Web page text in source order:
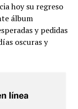
hoy su regreso
álbum
y pedidas
oscuras y